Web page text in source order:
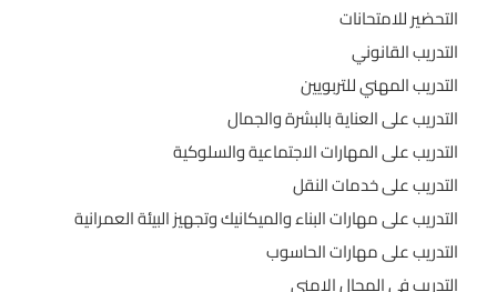
التحضير للامتحانات
التدريب القانوني
التدريب المهني للتربويين
التدريب على العناية بالبشرة والجمال
التدريب على المهارات الاجتماعية والسلوكية
التدريب على خدمات النقل
التدريب على مهارات البناء والميكانيك وتجهيز البيئة العمرانية
التدريب على مهارات الحاسوب
التدريب في المجال الامني